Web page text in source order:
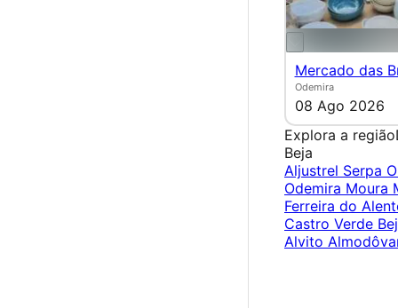
Mercado das
Odemira
08 Ago 2026
Explora a região
Beja
Aljustrel Serpa
Odemira Moura
Ferreira do
Castro Verde
Alvito